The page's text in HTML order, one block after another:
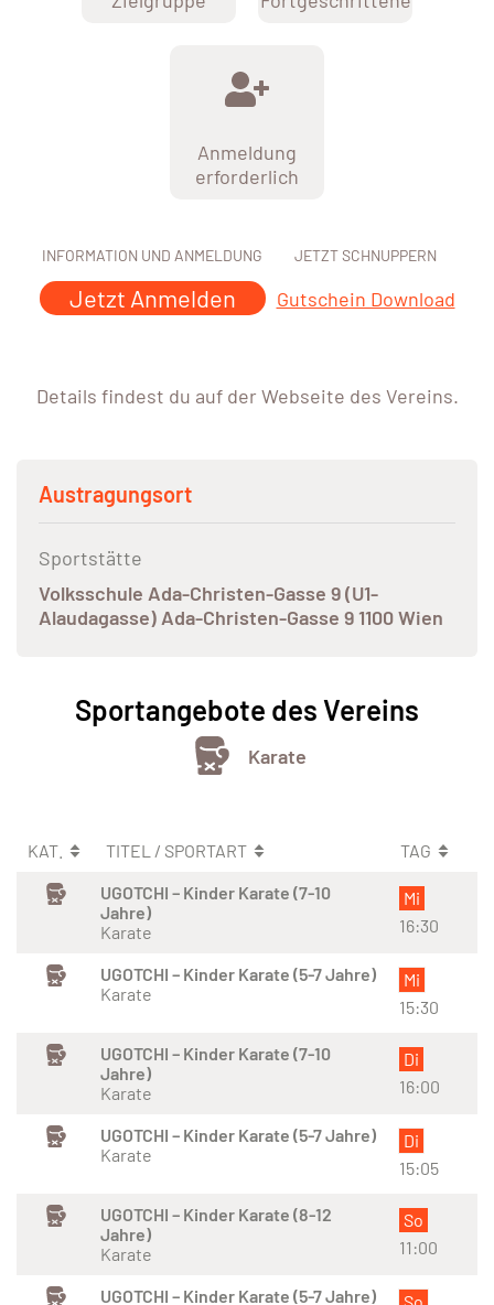
Anmeldung
erforderlich
INFORMATION UND ANMELDUNG
Jetzt Anmelden
JETZT SCHNUPPERN
Gutschein Download
Details findest du auf der Webseite des Vereins.
Austragungsort
Sportstätte
Volksschule Ada-Christen-Gasse 9 (U1-
Alaudagasse) Ada-Christen-Gasse 9 1100 Wien
Sportangebote des Vereins
Karate
KAT. TITEL / SPORTART
TAG
UGOTCHI – Kinder Karate (7-10
Jahre)
Karate
Mi
16:30
UGOTCHI – Kinder Karate (5-7 Jahre)
Karate
Mi
15:30
UGOTCHI – Kinder Karate (7-10
Jahre)
Karate
Di
16:00
UGOTCHI – Kinder Karate (5-7 Jahre)
Karate
Di
15:05
UGOTCHI – Kinder Karate (8-12
Jahre)
Karate
So
11:00
UGOTCHI – Kinder Karate (5-7 Jahre)